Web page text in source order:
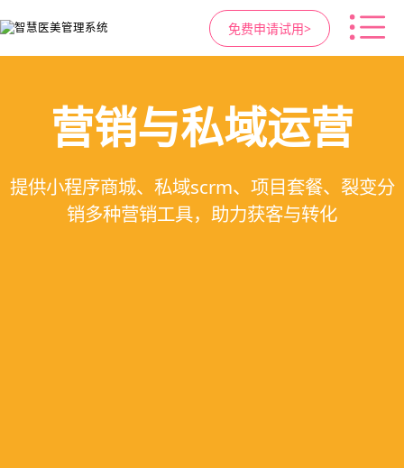
免费申请试用>
医疗资源调度管理
支持电子病历、医生排班、手术室管理、智能预
约分配，科学安排医疗资源
高净值客户价值挖掘
支持客户分级管理、消费轨迹追踪、个性化方案
定制、实现客户长期价值挖掘
营销与私域运营
提供小程序商城、私域scrm、项目套餐、裂变分
销多种营销工具，助力获客与转化
智慧医美管理系统
一站式解决医美机构预约、咨询、手术安排、会
员管理、财务核算全流程管理